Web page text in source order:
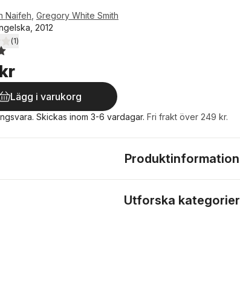
Naifeh Gregory White Smith
2012
Totalt antal röster:
(1)
Lägg i varukorg
Skickas inom 3-6 vardagar. Fri frakt över 249 kr.
Produktinformation
Utforska kategorier